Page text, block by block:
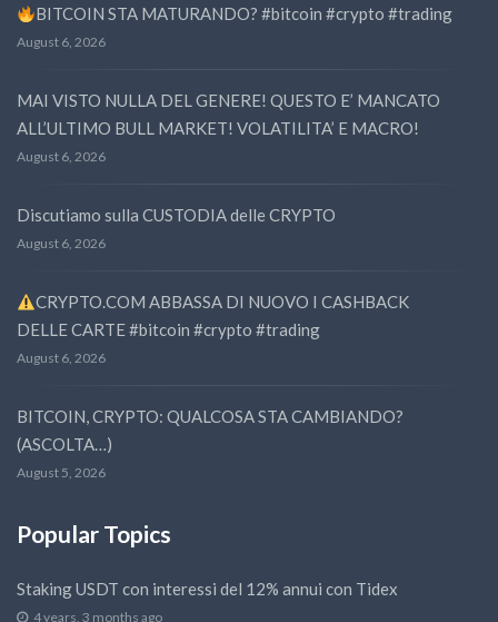
BITCOIN STA MATURANDO? #bitcoin #crypto #trading
August 6, 2026
MAI VISTO NULLA DEL GENERE! QUESTO E’ MANCATO
ALL’ULTIMO BULL MARKET! VOLATILITA’ E MACRO!
August 6, 2026
Discutiamo sulla CUSTODIA delle CRYPTO
August 6, 2026
CRYPTO.COM ABBASSA DI NUOVO I CASHBACK
DELLE CARTE #bitcoin #crypto #trading
August 6, 2026
BITCOIN, CRYPTO: QUALCOSA STA CAMBIANDO?
(ASCOLTA…)
August 5, 2026
Popular Topics
Staking USDT con interessi del 12% annui con Tidex
4 years, 3 months ago